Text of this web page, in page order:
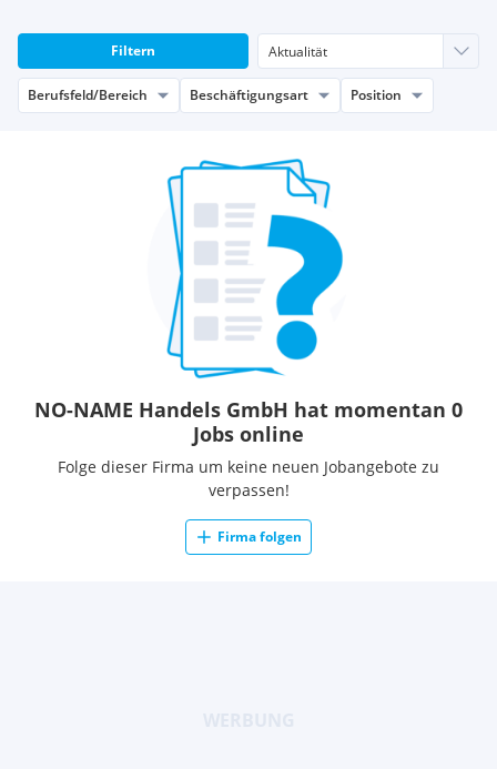
Filtern
Berufsfeld/Bereich Beschäftigungsart Position
NO-NAME Handels GmbH hat momentan 0
Jobs online
Folge dieser Firma um keine neuen Jobangebote zu
verpassen!
Firma folgen